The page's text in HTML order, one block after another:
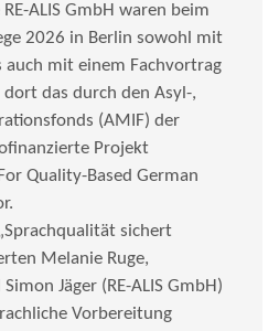
ALIS GmbH waren beim
2026 in Berlin sowohl mit
auch mit einem Fachvortrag
das durch den Asyl-,
(AMIF) der
Projekt
Quality-Based German
sichert
Melanie Ruge,
Jäger (RE-ALIS GmbH)
Vorbereitung